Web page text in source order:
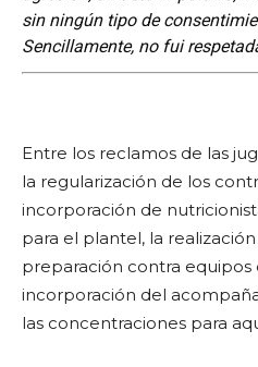
sin ningún tipo de
Sencillamente, no fui
Entre los reclamos de las
la regularización de los
incorporación de
para el plantel, la
preparación contra equipos
incorporación del
las concentraciones para